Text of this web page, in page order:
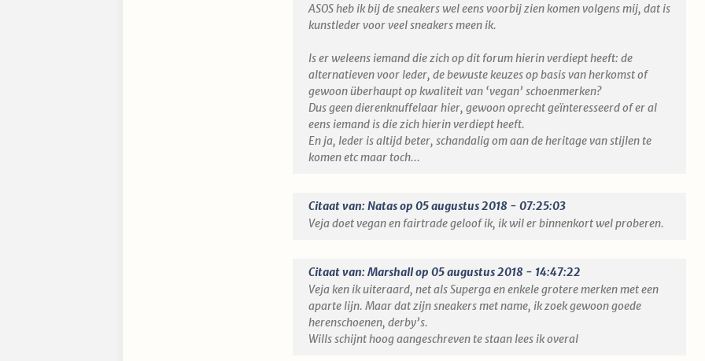
ASOS heb ik bij de sneakers wel eens voorbij zien komen volgens mij, dat is
kunstleder voor veel sneakers meen ik.
Is er weleens iemand die zich op dit forum hierin verdiept heeft: de
alternatieven voor leder, de bewuste keuzes op basis van herkomst of
gewoon überhaupt op kwaliteit van ‘vegan’ schoenmerken?
Dus geen dierenknuffelaar hier, gewoon oprecht geïnteresseerd of er al
eens iemand is die zich hierin verdiept heeft.
En ja, leder is altijd beter, schandalig om aan de heritage van stijlen te
komen etc maar toch...
Citaat van: Natas op 05 augustus 2018 - 07:25:03
Veja doet vegan en fairtrade geloof ik, ik wil er binnenkort wel proberen.
Citaat van: Marshall op 05 augustus 2018 - 14:47:22
Veja ken ik uiteraard, net als Superga en enkele grotere merken met een
aparte lijn. Maar dat zijn sneakers met name, ik zoek gewoon goede
herenschoenen, derby’s.
Wills schijnt hoog aangeschreven te staan lees ik overal